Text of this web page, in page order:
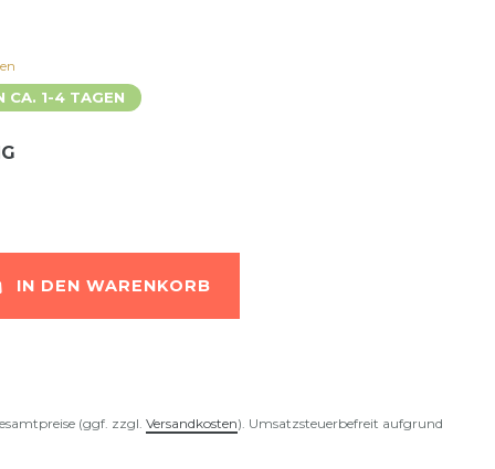
CA. 1-4 TAGEN
IN DEN WARENKORB
(ggf. zzgl. Versandkosten). Umsatzsteuerbefreit aufgrund